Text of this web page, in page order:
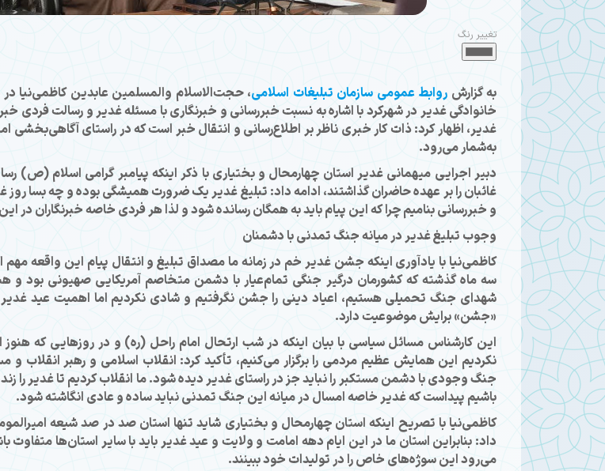
تغییر رنگ
به گزارش روابط عمومی سازمان تبلیغات اسلامی، حجت‌الاسلام والمسلمین عابدین کاظمی‌نیا
خانوادگی غدیر در شهرکرد با اشاره به نسبت خبررسانی و خبرنگاری با مسئله غدیر و رسالت فردی
غدیر، اظهار کرد: ذات کار خبری ناظر بر اطلاع‌رسانی و انتقال خبر است که در راستای آگاهی‌بخشی
به‌شمار می‌رود.
دبیر اجرایی میهمانی غدیر استان چهارمحال و بختیاری با ذکر اینکه پیامبر گرامی اسلام (ص)
غائبان را بر عهده حاضران گذاشتند، ادامه داد: تبلیغ غدیر یک ضرورت همیشگی بوده و چه بسا روز
و خبررسانی بنامیم چرا که این پیام باید به همگان رسانده شود و لذا هر فردی خاصه خبرنگاران در این
وجوب تبلیغ غدیر در میانه جنگ تمدنی با دشمنان
کاظمی‌نیا با یادآوری اینکه جشن غدیر خم در زمانه ما مصداق تبلیغ و انتقال پیام این واقعه
سه ماه گذشته که کشورمان درگیر جنگی تمام‌عیار با دشمن متخاصم آمریکایی صهیونی بود و
شهدای جنگ تحمیلی هستیم، اعیاد دینی را جشن نگرفتیم و شادی نکردیم اما اهمیت عید غدیر
«جشن» برایش موضوعیت دارد.
این کارشناس مسائل سیاسی با بیان اینکه در شب ارتحال امام راحل (ره) و در روزهایی که هنوز
نکردیم این همایش عظیم مردمی را برگزار می‌کنیم، تأکید کرد: انقلاب اسلامی و رهبر انقلاب و
جنگ وجودی با دشمن مستکبر را نباید جز در راستای غدیر دیده شود. ما انقلاب کردیم تا غدیر را
باشیم پیداست که غدیر خاصه امسال در میانه این جنگ تمدنی نباید ساده و عادی انگاشته شود.
کاظمی‌نیا با تصریح اینکه استان چهارمحال و بختیاری شاید تنها استان صد در صد شیعه
داد: بنابراین استان ما در این ایام دهه امامت و ولایت و عید غدیر باید با سایر استان‌ها متفاوت
می‌رود این سوژه‌های خاص را در تولیدات خود ببینند.